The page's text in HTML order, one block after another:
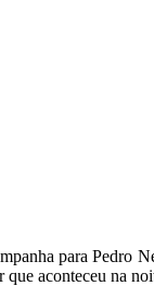
para Pedro
aconteceu na